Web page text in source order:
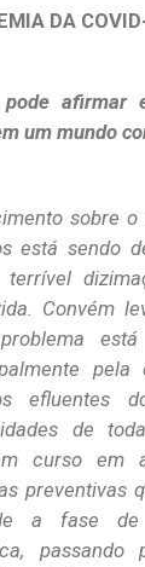
DA
afirmar
um mundo
sobre
está sendo
Convém
pela
de
curso em
preventivas
a fase